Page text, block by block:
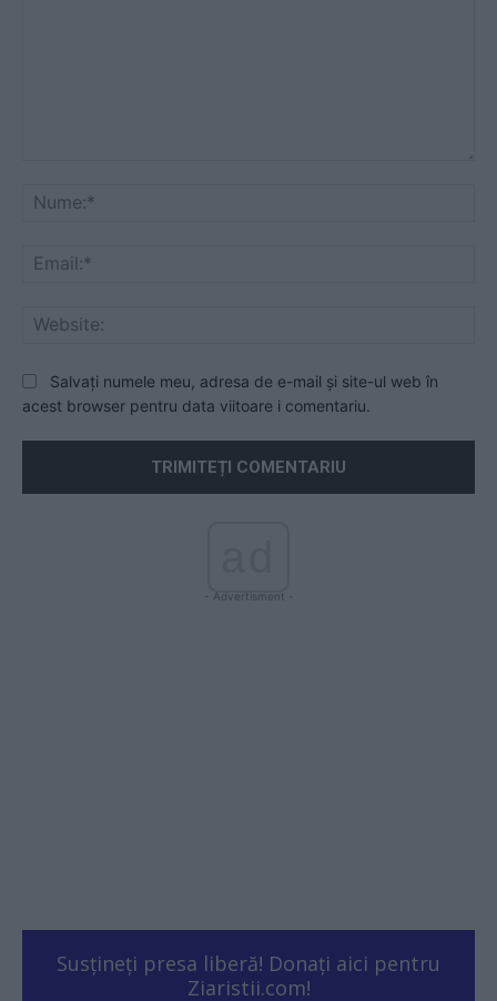
Salvați numele meu, adresa de e-mail și site-ul web în
acest browser pentru data viitoare i comentariu.
- Advertisment -
Susțineți presa liberă! Donați aici pentru
Ziaristii.com!